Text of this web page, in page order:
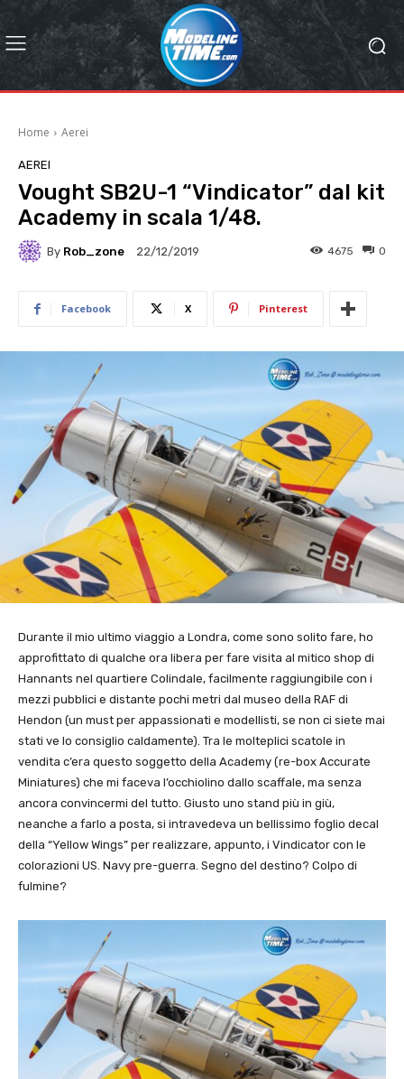
Home Aerei
AEREI
Vought SB2U-1 “Vindicator” dal kit
Academy in scala 1/48.
By Rob_zone 22/12/2019 0
4675
Facebook X Pinterest
Durante il mio ultimo viaggio a Londra, come sono solito fare, ho
approfittato di qualche ora libera per fare visita al mitico shop di
Hannants nel quartiere Colindale, facilmente raggiungibile con i
mezzi pubblici e distante pochi metri dal museo della RAF di
Hendon (un must per appassionati e modellisti, se non ci siete mai
stati ve lo consiglio caldamente). Tra le molteplici scatole in
vendita c’era questo soggetto della Academy (re-box Accurate
Miniatures) che mi faceva l’occhiolino dallo scaffale, ma senza
ancora convincermi del tutto. Giusto uno stand più in giù,
neanche a farlo a posta, si intravedeva un bellissimo foglio decal
della “Yellow Wings” per realizzare, appunto, i Vindicator con le
colorazioni US. Navy pre-guerra. Segno del destino? Colpo di
fulmine?